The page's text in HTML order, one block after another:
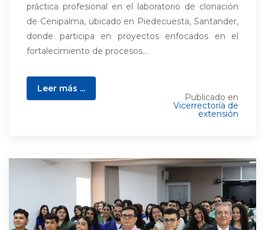
práctica profesional en el laboratorio de clonación
de Cenipalma, ubicado en Piedecuesta, Santander,
donde participa en proyectos enfocados en el
fortalecimiento de procesos...
Leer más ...
Publicado en
Vicerrectoría de
extensión